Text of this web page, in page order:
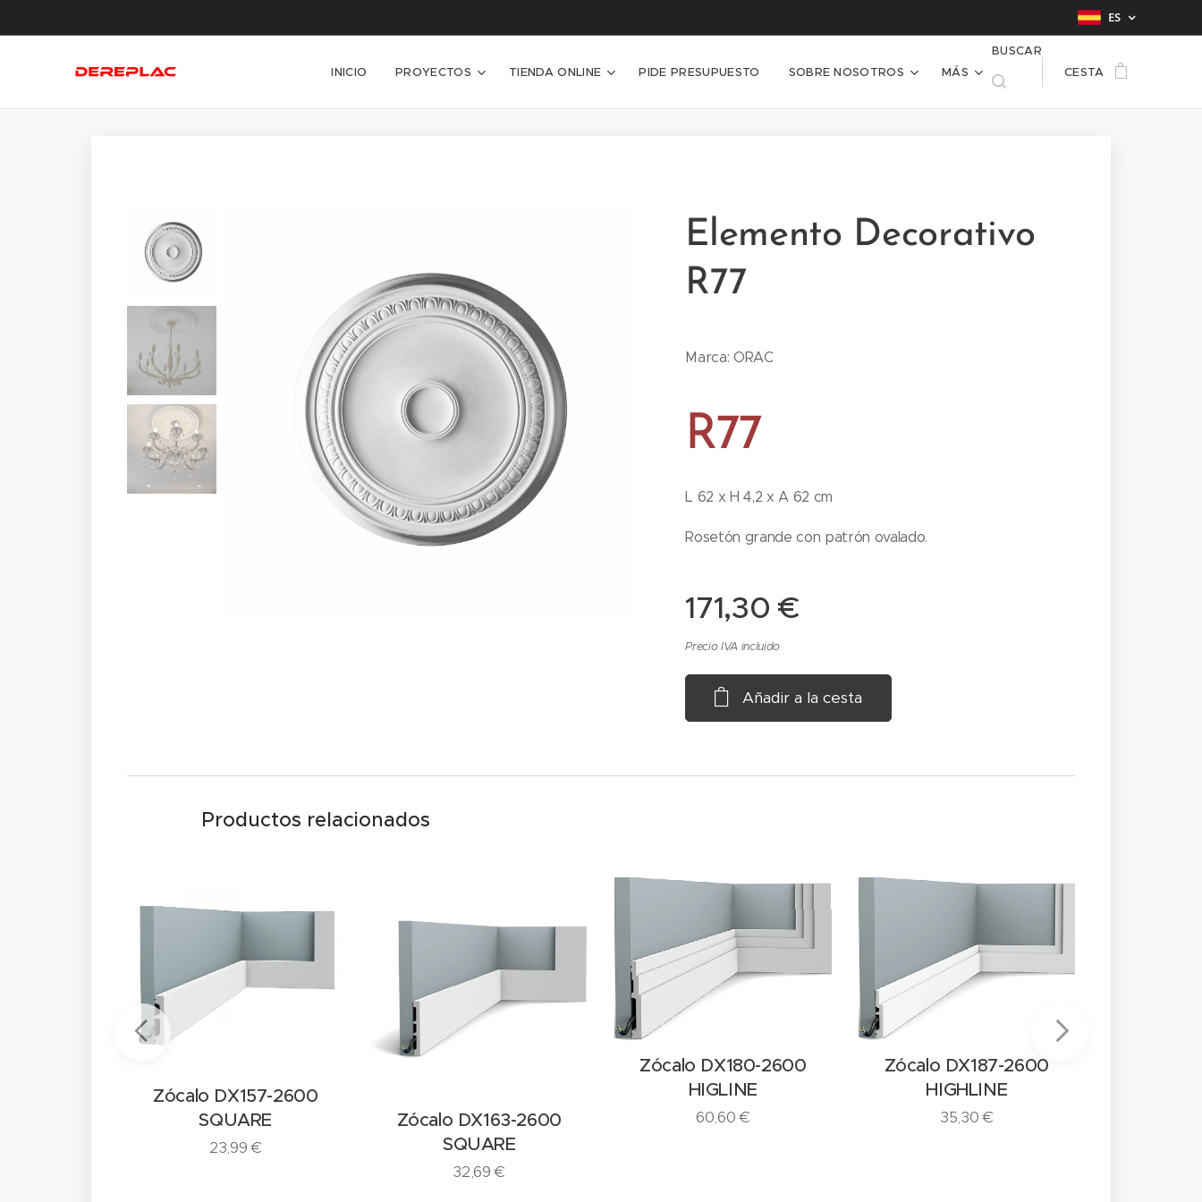
ES
INICIO PROYECTOS TIENDA ONLINE PIDE PRESUPUESTO SOBRE NOSOTROS MÁS
BUSCAR
CESTA
Elemento Decorativo
R77
Marca: ORAC
R77
L 62 x H 4,2 x A 62 cm
Rosetón grande con patrón ovalado.
171,30 €
Precio IVA incluido
Añadir a la cesta
Productos relacionados
Zócalo DX157-2600
SQUARE
23,99€
Zócalo DX163-2600
SQUARE
32,69€
Zócalo DX180-2600
HIGLINE
60,60€
Zócalo DX187-2600
HIGHLINE
35,30€